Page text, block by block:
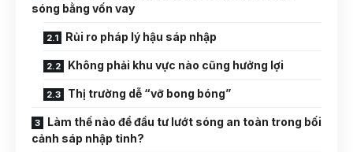
sóng bằng vốn vay
Rủi ro pháp lý hậu sáp nhập
Không phải khu vực nào cũng hưởng lợi
Thị trường dễ “vỡ bong bóng”
Làm thế nào để đầu tư lướt sóng an toàn trong bối
cảnh sáp nhập tỉnh?